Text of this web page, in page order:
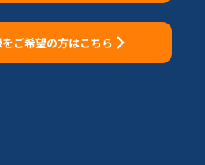
ご希望の方はこちら